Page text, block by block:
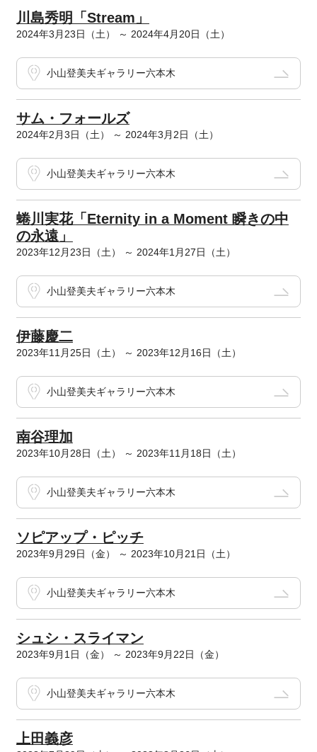
川島秀明「Stream」
2024年3月23日（土） ～ 2024年4月20日（土）
小山登美夫ギャラリー六本木
サム・フォールズ
2024年2月3日（土） ～ 2024年3月2日（土）
小山登美夫ギャラリー六本木
蜷川実花「Eternity in a Moment 瞬きの中
の永遠」
2023年12月23日（土） ～ 2024年1月27日（土）
小山登美夫ギャラリー六本木
伊藤慶二
2023年11月25日（土） ～ 2023年12月16日（土）
小山登美夫ギャラリー六本木
南谷理加
2023年10月28日（土） ～ 2023年11月18日（土）
小山登美夫ギャラリー六本木
ソピアップ・ピッチ
2023年9月29日（金） ～ 2023年10月21日（土）
小山登美夫ギャラリー六本木
シュシ・スライマン
2023年9月1日（金） ～ 2023年9月22日（金）
小山登美夫ギャラリー六本木
上田義彦